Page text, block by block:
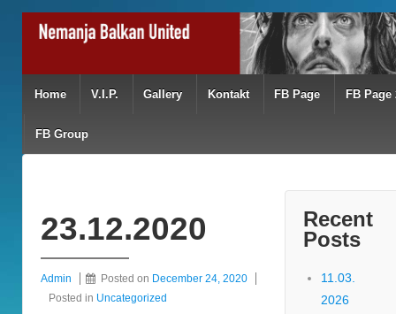
Home V.I.P. Gallery Kontakt FB Page FB Page
FB Group
23.12.2020
Admin Posted on December 24, 2020
Posted in Uncategorized
Recent
Posts
11.03.
2026